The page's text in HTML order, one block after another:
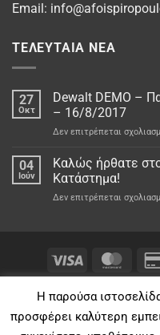
Email:
ΤΕΛΕΥΤΑΊΑ ΝΈΑ
27
Οκτ
Dewalt DEMO –
– 16/8/2017
Δεν επιτρέπεται
04
Ιούν
Καλώς ήρθατε
Κατάστημα!
Δεν επιτρέπεται
ΌΡΟΙ & ΠΡΟΫΠΟΘΈΣΕΙΣ
ΤΙΜΈΣ ΠΡΟΪΌΝΤΩΝ
2026 © • Aφοι
Η παρούσα
προσφέρει καλύτερη